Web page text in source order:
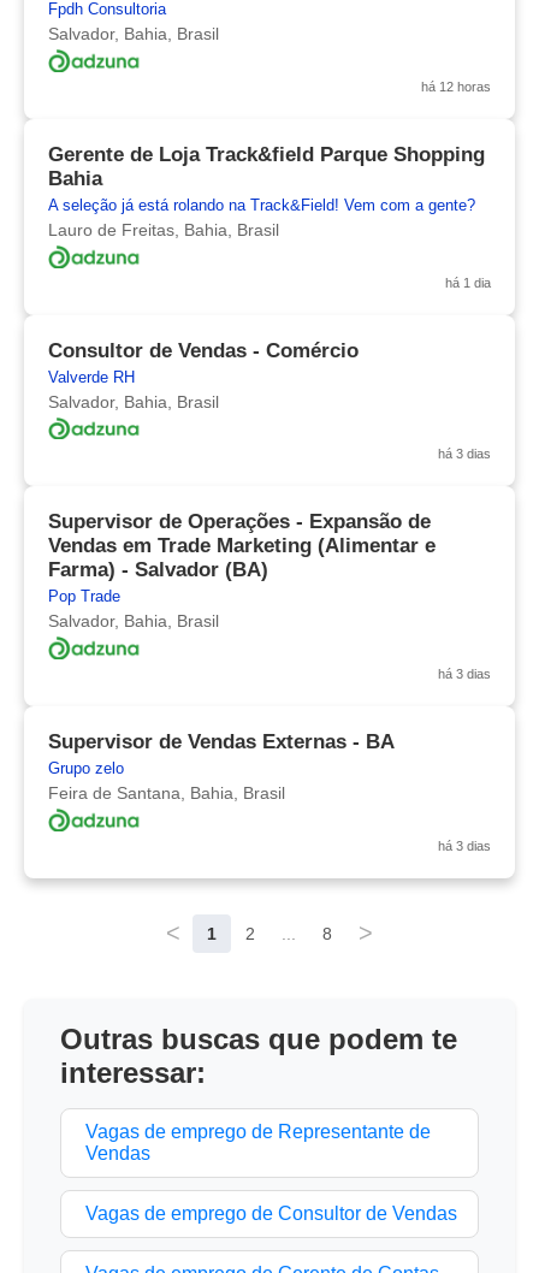
Fpdh Consultoria
Salvador, Bahia, Brasil
há 12 horas
Gerente de Loja Track&field Parque Shopping
Bahia
A seleção já está rolando na Track&Field! Vem com a gente?
Lauro de Freitas, Bahia, Brasil
há 1 dia
Consultor de Vendas - Comércio
Valverde RH
Salvador, Bahia, Brasil
há 3 dias
Supervisor de Operações - Expansão de
Vendas em Trade Marketing (Alimentar e
Farma) - Salvador (BA)
Pop Trade
Salvador, Bahia, Brasil
há 3 dias
Supervisor de Vendas Externas - BA
Grupo zelo
Feira de Santana, Bahia, Brasil
há 3 dias
< 1 2 8 >
Outras buscas que podem te
interessar:
Vagas de emprego de Representante de
Vendas
Vagas de emprego de Consultor de Vendas